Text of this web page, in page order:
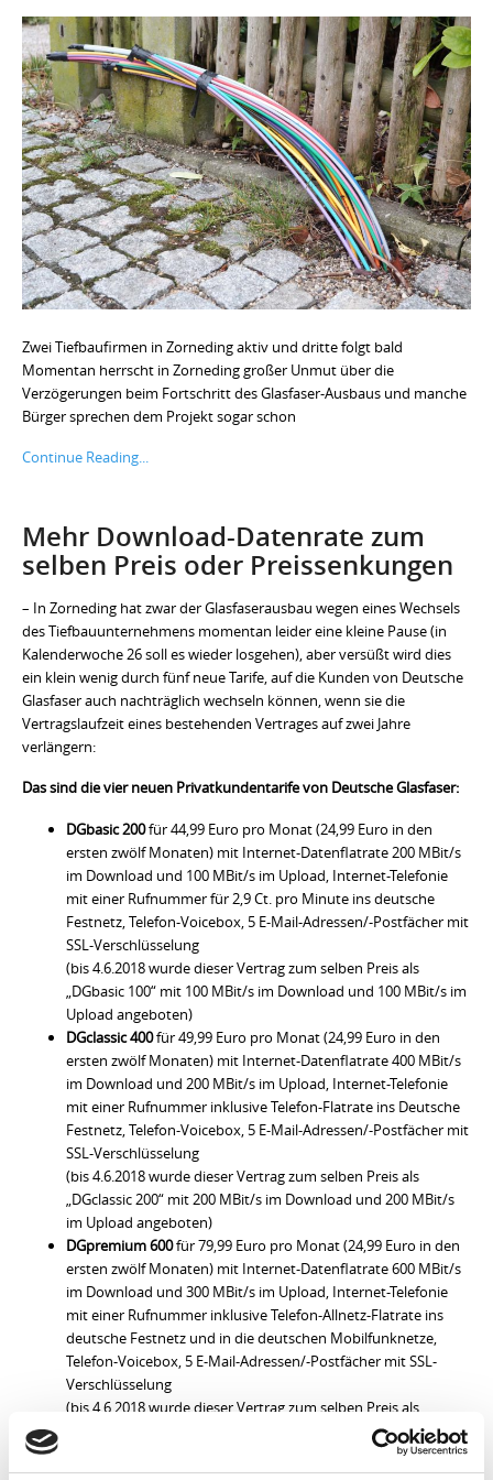
Zwei Tiefbaufirmen in Zorneding aktiv und dritte folgt bald
Momentan herrscht in Zorneding großer Unmut über die
Verzögerungen beim Fortschritt des Glasfaser-Ausbaus und manche
Bürger sprechen dem Projekt sogar schon
Continue Reading...
Mehr Download-Datenrate zum
selben Preis oder Preissenkungen
– In Zorneding hat zwar der Glasfaserausbau wegen eines Wechsels
des Tiefbauunternehmens momentan leider eine kleine Pause (in
Kalenderwoche 26 soll es wieder losgehen), aber versüßt wird dies
ein klein wenig durch fünf neue Tarife, auf die Kunden von Deutsche
Glasfaser auch nachträglich wechseln können, wenn sie die
Vertragslaufzeit eines bestehenden Vertrages auf zwei Jahre
verlängern:
Das sind die vier neuen Privatkundentarife von Deutsche Glasfaser:
DGbasic 200für 44,99 Euro pro Monat (24,99 Euro in den
ersten zwölf Monaten) mit Internet-Datenflatrate 200 MBit/s
im Download und 100 MBit/s im Upload, Internet-Telefonie
mit einer Rufnummer für 2,9 Ct. pro Minute ins deutsche
Festnetz, Telefon-Voicebox, 5 E-Mail-Adressen/-Postfächer mit
SSL-Verschlüsselung
(bis 4.6.2018 wurde dieser Vertrag zum selben Preis als
„DGbasic 100“ mit 100 MBit/s im Download und 100 MBit/s im
Upload angeboten)
DGclassic 400für 49,99 Euro pro Monat (24,99 Euro in den
ersten zwölf Monaten) mit Internet-Datenflatrate 400 MBit/s
im Download und 200 MBit/s im Upload, Internet-Telefonie
mit einer Rufnummer inklusive Telefon-Flatrate ins Deutsche
Festnetz, Telefon-Voicebox, 5 E-Mail-Adressen/-Postfächer mit
SSL-Verschlüsselung
(bis 4.6.2018 wurde dieser Vertrag zum selben Preis als
„DGclassic 200“ mit 200 MBit/s im Download und 200 MBit/s
im Upload angeboten)
DGpremium 600für 79,99 Euro pro Monat (24,99 Euro in den
ersten zwölf Monaten) mit Internet-Datenflatrate 600 MBit/s
im Download und 300 MBit/s im Upload, Internet-Telefonie
mit einer Rufnummer inklusive Telefon-Allnetz-Flatrate ins
deutsche Festnetz und in die deutschen Mobilfunknetze,
Telefon-Voicebox, 5 E-Mail-Adressen/-Postfächer mit SSL-
Verschlüsselung
(bis 4.6.2018 wurde dieser Vertrag zum selben Preis als
„DGclassic 500“ mit 500 MBit/s im Download und 500 MBit/s
im Upload und ohne Mobilfunk-Flatrate angeboten – also nur